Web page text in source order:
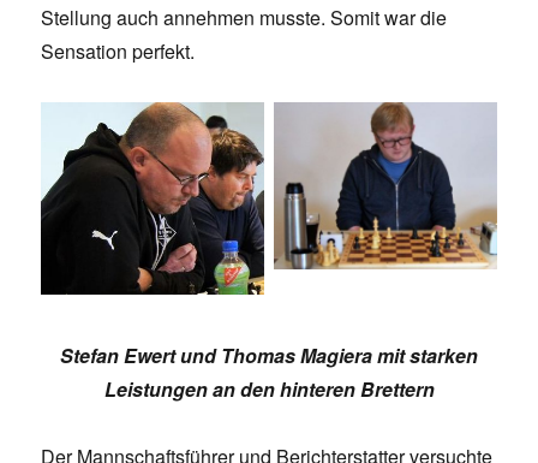
Stellung auch annehmen musste. Somit war die
Sensation perfekt.
Stefan Ewert und Thomas Magiera mit starken
Leistungen an den hinteren Brettern
Der Mannschaftsführer und Berichterstatter versuchte